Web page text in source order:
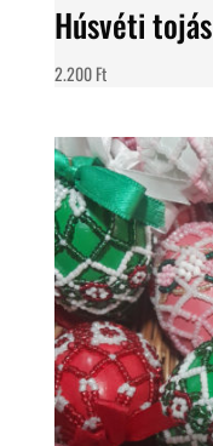
Húsvéti
2.200Ft